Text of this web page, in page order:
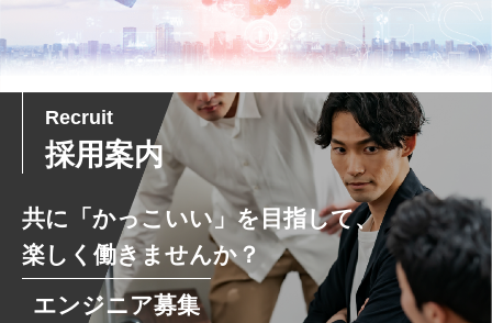
Recruit
採用案内
共に「かっこいい」を目指して、
楽しく働きませんか？
エンジニア募集